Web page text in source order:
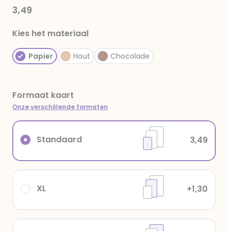
3,49
Kies het materiaal
Papier Hout Chocolade
Formaat kaart
Onze verschillende formaten
XL +1,30
Standaard 3,49